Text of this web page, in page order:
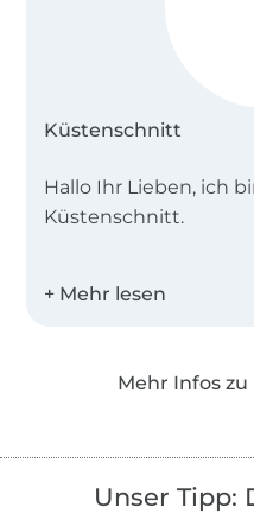
Küstenschnitt
Hallo Ihr Lieben, ich
Küstenschnitt.
schönen Ostsee. Das
Fußstapfen
Schneiderinnen/
professionellen CAD-
Dadurch kann
Mehr Infos
Unser Tipp: